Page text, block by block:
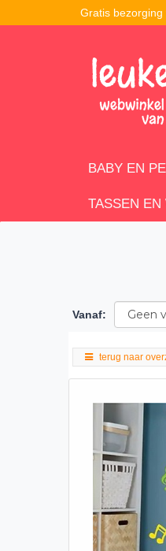
Gratis
BABY EN
TASSEN
Vanaf:
terug naar